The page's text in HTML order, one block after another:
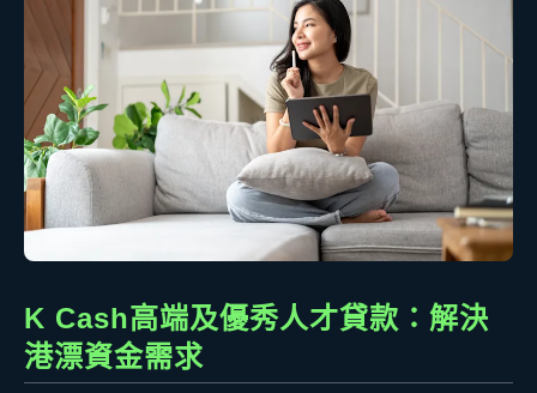
K Cash高端及優秀人才貸款：解決
港漂資金需求